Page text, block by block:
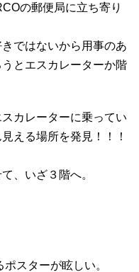
の郵便局に立ち寄り
ではないから用事のあ
とエスカレーターか階
カレーターに乗ってい
える場所を発見！！！
、いざ３階へ。
スターが眩しい。